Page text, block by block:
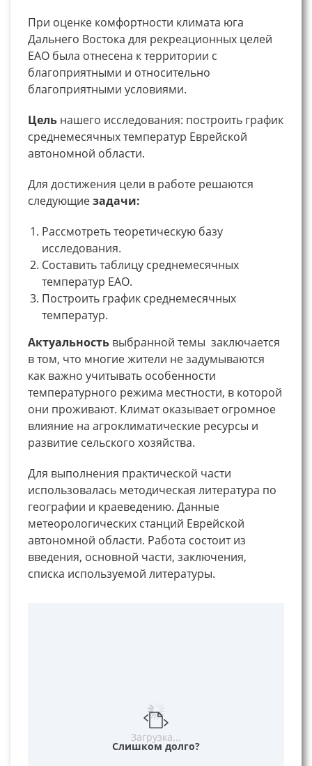
При оценке комфортности климата юга
Дальнего Востока для рекреационных целей
ЕАО была отнесена к территории с
благоприятными и относительно
благоприятными условиями.
Цель нашего исследования: построить график
среднемесячных температур Еврейской
автономной области.
Для достижения цели в работе решаются
следующиезадачи:
Рассмотреть теоретическую базу
исследования.
Составить таблицу среднемесячных
температур ЕАО.
Построить график среднемесячных
температур.
Актуальность выбранной темы заключается
в том, что многие жители не задумываются
как важно учитывать особенности
температурного режима местности, в которой
они проживают. Климат оказывает огромное
влияние на агроклиматические ресурсы и
развитие сельского хозяйства.
Для выполнения практической части
использовалась методическая литература по
географии и краеведению. Данные
метеорологических станций Еврейской
автономной области. Работа состоит из
введения, основной части, заключения,
списка используемой литературы.
Загрузка...
Слишком долго?